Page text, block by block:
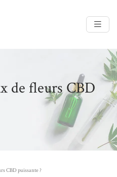
de fleurs CBD
CBD puissante ?